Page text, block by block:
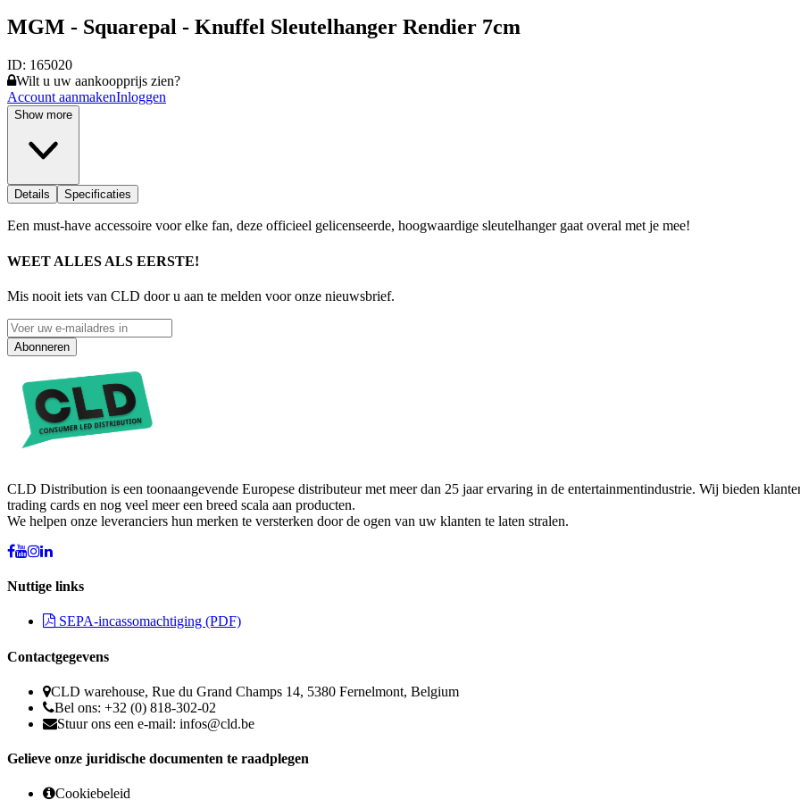
MGM - Squarepal - Knuffel Sleutelhanger Rendier 7cm
ID: 165020
Wilt u uw aankoopprijs zien?
Account aanmakenInloggen
Show more
Details Specificaties
Een must-have accessoire voor elke fan, deze officieel gelicenseerde, hoogwaardige sleutelhanger gaat overal met je mee!
WEET ALLES ALS EERSTE!
Mis nooit iets van CLD door u aan te melden voor onze nieuwsbrief.
Abonneren
CLD Distribution is een toonaangevende Europese distributeur met meer dan 25 jaar ervaring in de entertainmentindustrie. Wij bieden
trading cards en nog veel meer een breed scala aan producten.
We helpen onze leveranciers hun merken te versterken door de ogen van uw klanten te laten stralen.
Nuttige links
SEPA-incassomachtiging (PDF)
Contactgegevens
CLD warehouse, Rue du Grand Champs 14, 5380 Fernelmont, Belgium
Bel ons: +32 (0) 818-302-02
Stuur ons een e-mail: infos@cld.be
Gelieve onze juridische documenten te raadplegen
Cookiebeleid